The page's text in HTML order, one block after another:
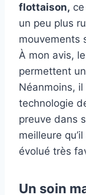
flottaison,
un peu plus
mouvements
À mon avis,
permettent
Néanmoins,
technologie
preuve dans
meilleure
évolué très
Un soin